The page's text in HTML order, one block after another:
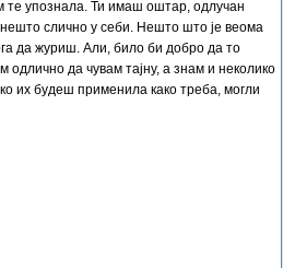
те упознала. Ти имаш оштар, одлучан
слично у себи. Нешто што је веома
да журиш. Али, било би добро да то
одлично да чувам тајну, а знам и неколико
их будеш применила како треба, могли